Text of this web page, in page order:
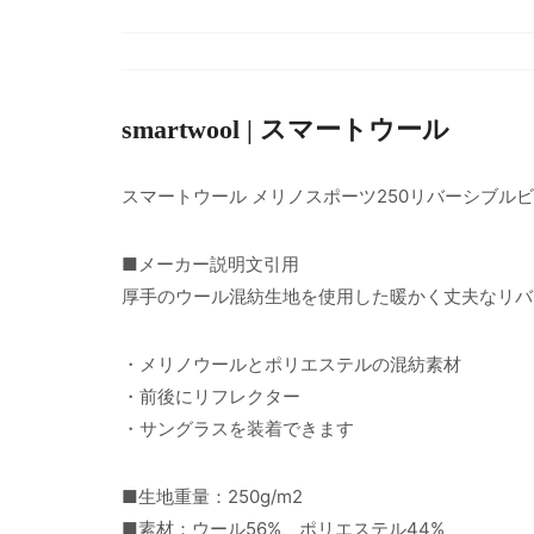
smartwool | スマートウール
スマートウール メリノスポーツ250リバーシブル
■メーカー説明文引用
厚手のウール混紡生地を使用した暖かく丈夫なリバ
・メリノウールとポリエステルの混紡素材
・前後にリフレクター
・サングラスを装着できます
■生地重量：250g/m2
■素材：ウール56%、ポリエステル44%